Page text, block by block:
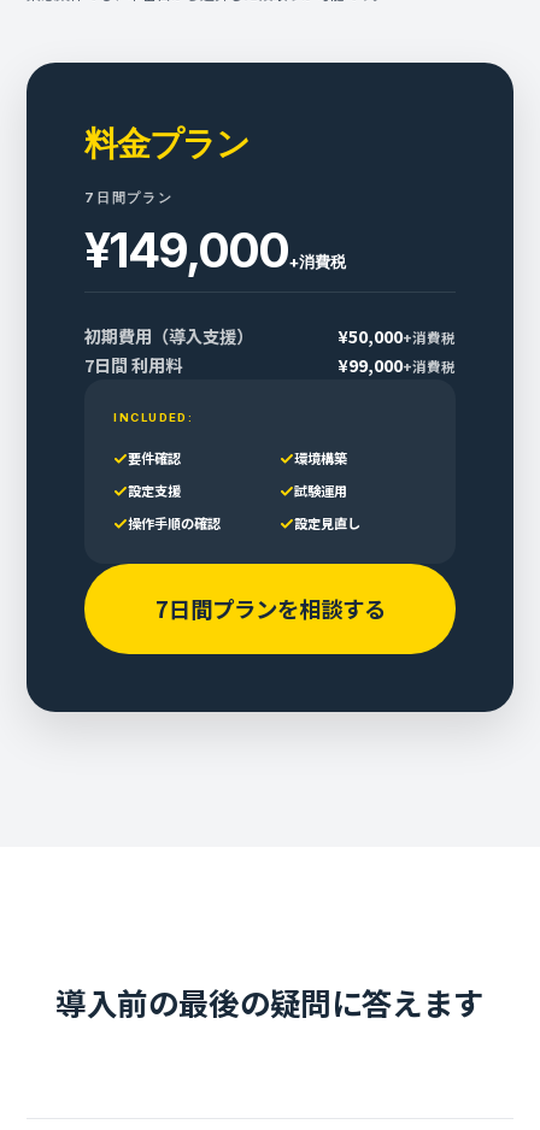
料金プラン
7日間プラン
¥149,000+消費税
初期費用（導入支援） ¥50,000+消費税
7日間 利用料 ¥99,000+消費税
INCLUDED:
要件確認
環境構築
設定支援
試験運用
操作手順の確認
設定見直し
7日間プランを相談する
導入前の最後の疑問に答えます